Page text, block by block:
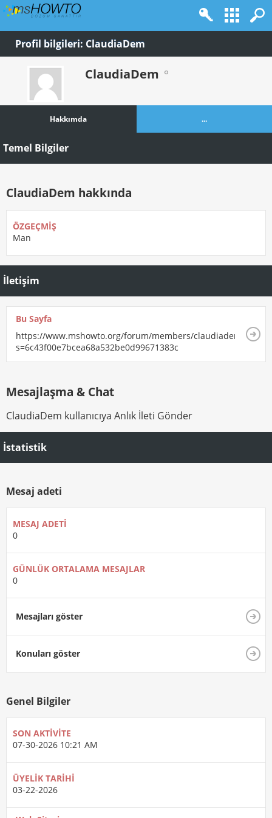
Profil bilgileri: ClaudiaDem
ClaudiaDem
Hakkımda ...
Temel Bilgiler
ClaudiaDem hakkında
ÖZGEÇMIŞ
Man
İletişim
Bu Sayfa
https://www.mshowto.org/forum/members/claudiadem.html?
s=6c43f00e7bcea68a532be0d99671383c
Mesajlaşma & Chat
ClaudiaDem kullanıcıya Anlık İleti Gönder
İstatistik
Mesaj adeti
MESAJ ADETI
0
GÜNLÜK ORTALAMA MESAJLAR
0
Mesajları göster
Konuları göster
Genel Bilgiler
SON AKTIVITE
07-30-2026 10:21 AM
ÜYELIK TARIHI
03-22-2026